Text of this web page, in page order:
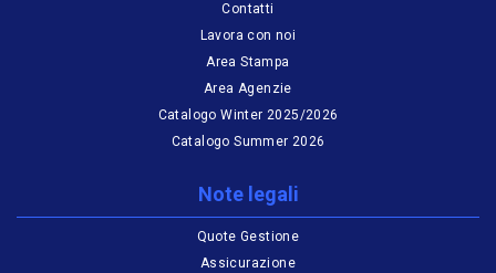
Contatti
Lavora con noi
Area Stampa
Area Agenzie
Catalogo Winter 2025/2026
Catalogo Summer 2026
Note legali
Quote Gestione
Assicurazione